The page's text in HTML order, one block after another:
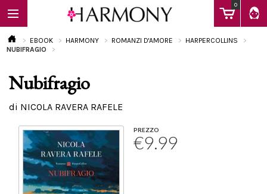
0
EBOOK
Calendario
EBOOK HARMONY ROMANZI D'AMORE
HARPERCOLLINS
NUBIFRAGIO
Nubifragio
di NICOLA RAVERA RAFELE
PREZZO
€9.99